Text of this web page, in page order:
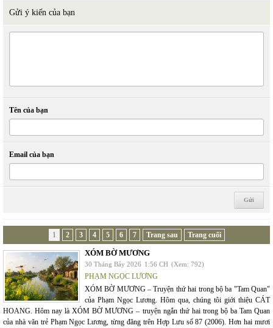
Gửi ý kiến của bạn
Tên của bạn
Email của bạn
1 2 3 4 5 6 7 Trang sau Trang cuối
XÓM BỜ MƯƠNG
30 Tháng Bảy 2026 1:56 CH (Xem: 792)
PHẠM NGỌC LƯƠNG
XÓM BỜ MƯƠNG – Truyện thứ hai trong bộ ba "Tam Quan"
của Phạm Ngọc Lương. Hôm qua, chúng tôi giới thiệu CÁT
HOANG. Hôm nay là XÓM BỜ MƯƠNG – truyện ngắn thứ hai trong bộ ba Tam Quan
của nhà văn trẻ Phạm Ngọc Lương, từng đăng trên Hợp Lưu số 87 (2006). Hơn hai mươi